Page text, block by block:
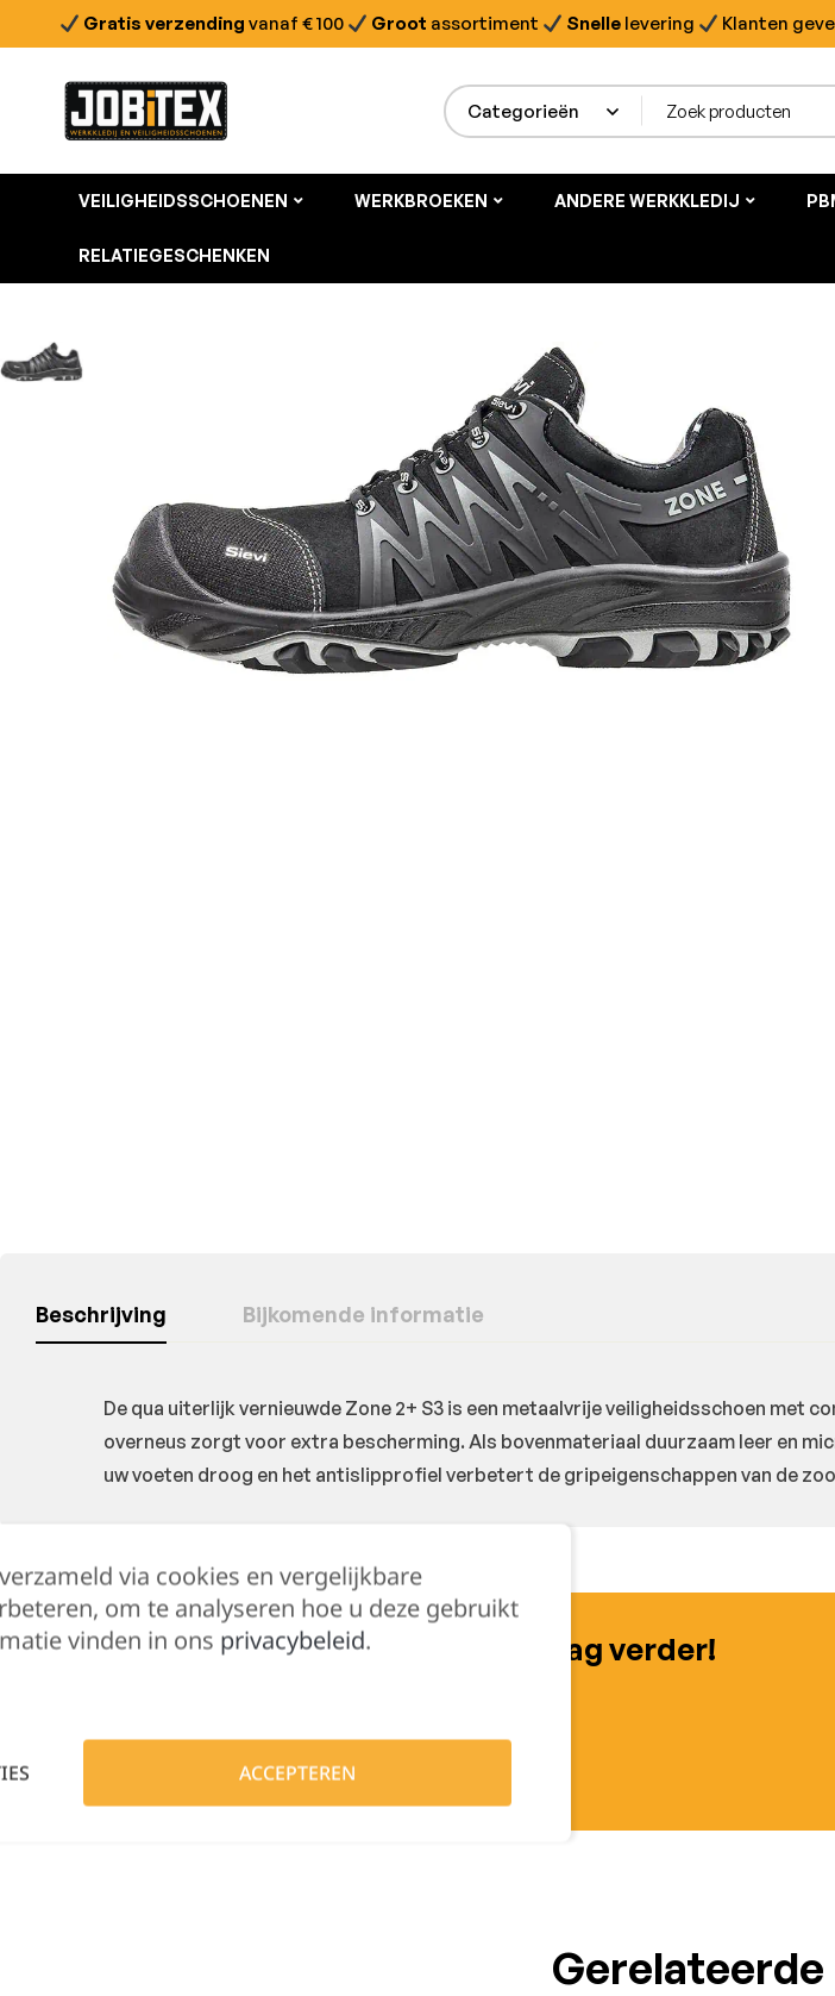
Gratis verzending vanaf € 100 Groot assortiment Snelle levering Klanten
VEILIGHEIDSSCHOENEN WERKBROEKEN ANDERE WERKKLEDIJ
RELATIEGESCHENKEN
Beschrijving Bijkomende informatie
De qua uiterlijk vernieuwde Zone 2+ S3 is een metaalvrije veiligheidsschoen met
overneus zorgt voor extra bescherming. Als bovenmateriaal duurzaam leer en
uw voeten droog en het antislipprofiel verbetert de gripeigenschappen van de
Hulp nodig?
Lennert helpt je graag verder!
via cookies en vergelijkbare
om te analyseren hoe u deze gebruikt
vinden in ons privacybeleid.
ACCEPTEREN